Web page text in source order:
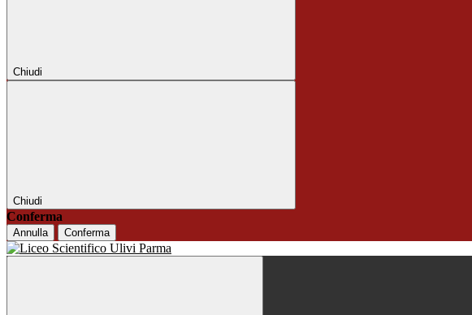
Chiudi
Chiudi
Conferma
Annulla Conferma